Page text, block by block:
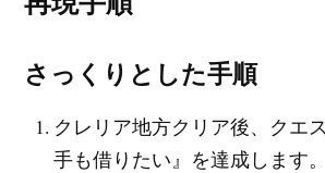
さっくりとした手順
クレリア地方クリア後、クエ
手も借りたい』を達成します。